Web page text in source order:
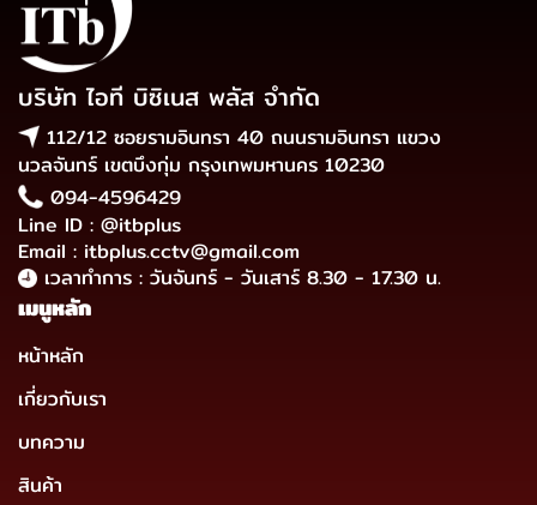
บริษัท ไอที บิซิเนส พลัส จำกัด
112/12 ซอยรามอินทรา 40 ถนนรามอินทรา แขวง
นวลจันทร์ เขตบึงกุ่ม กรุงเทพมหานคร 10230
094-4596429
Line ID : @itbplus
Email : itbplus.cctv@gmail.com
เวลาทำการ : วันจันทร์ - วันเสาร์ 8.30 - 17.30 น.
เมนูหลัก
หน้าหลัก
เกี่ยวกับเรา
บทความ
สินค้า